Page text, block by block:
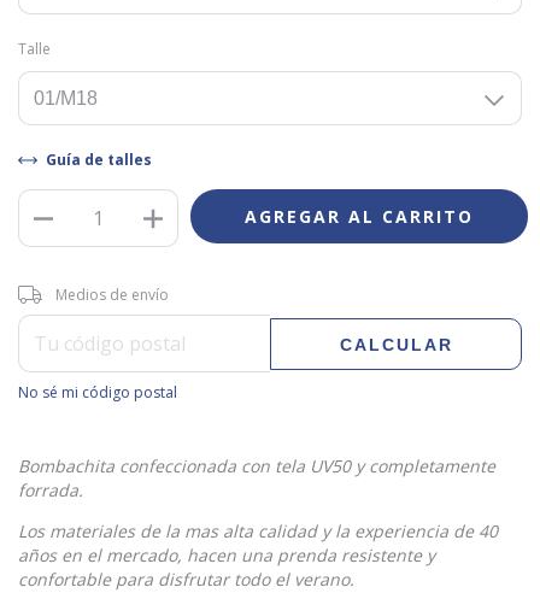
Talle
Guía de talles
Entregas para el CP:
Medios de envío
CALCULAR
No sé mi código postal
Bombachita confeccionada con tela UV50 y completamente
forrada.
Los materiales de la mas alta calidad y la experiencia de 40
años en el mercado, hacen una prenda resistente y
confortable para disfrutar todo el verano.